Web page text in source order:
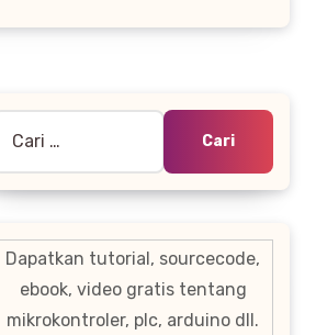
untuk:
Dapatkan tutorial, sourcecode,
ebook, video gratis tentang
mikrokontroler, plc, arduino dll.